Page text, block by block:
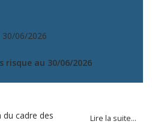
risque au 30/06/2026
Lire la suite…